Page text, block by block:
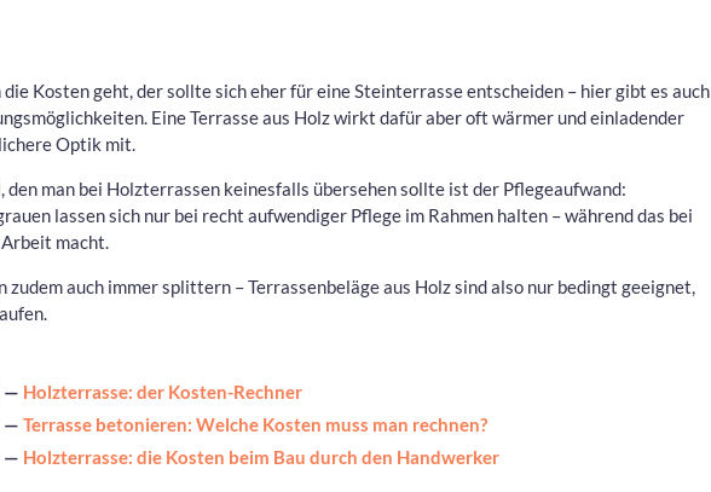
Kosten geht, der sollte sich eher für eine Steinterrasse entscheiden – hier gibt es auch
Eine Terrasse aus Holz wirkt dafür aber oft wärmer und einladender
Optik mit.
man bei Holzterrassen keinesfalls übersehen sollte ist der Pflegeaufwand:
lassen sich nur bei recht aufwendiger Pflege im Rahmen halten – während das bei
macht.
zudem auch immer splittern – Terrassenbeläge aus Holz sind also nur bedingt geeignet,
— Holzterrasse: der Kosten-Rechner
— Terrasse betonieren: Welche Kosten muss man rechnen?
— Holzterrasse: die Kosten beim Bau durch den Handwerker